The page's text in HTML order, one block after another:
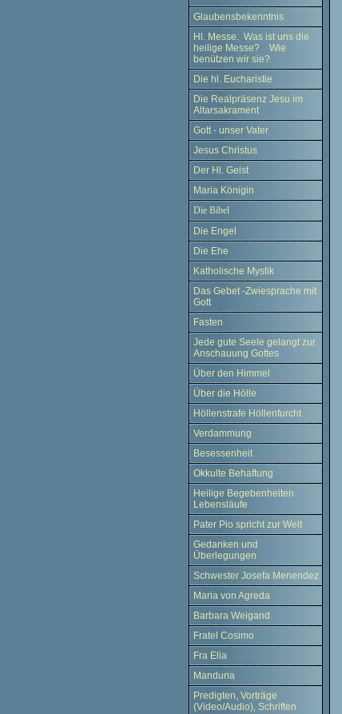
Glaubensbekenntnis
Hl. Messe. Was ist uns die
heilige Messe? Wie
benützen wir sie?
Die hl. Eucharistie
Die Realpräsenz Jesu im
Altarsakrament
Gott - unser Vater
Jesus Christus
Der Hl. Geist
Maria Königin
Die Bibel
Die Engel
Die Ehe
Katholische Mystik
Das Gebet -Zwiesprache mit
Gott
Fasten
Jede gute Seele gelangt zur
Anschauung Gottes
Über den Himmel
Über die Hölle
Höllenstrafe Höllenfurcht
Verdammung
Besessenheit
Okkulte Behaftung
Heilige Begebenheiten
Lebensläufe
Pater Pio spricht zur Welt
Gedanken und
Überlegungen
Schwester Josefa Menendez
Maria von Agreda
Barbara Weigand
Fratel Cosimo
Fra Elia
Manduria
Predigten, Vorträge
(Video/Audio), Schriften